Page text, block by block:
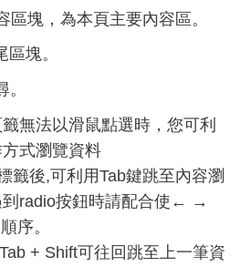
區塊，為本頁主要內容區。
塊。
無法以滑鼠點選時，您可利
式瀏覽資料
籤後,可利用Tab鍵跳至內容瀏
到radio按鈕時請配合使← →
序。
+ Shift可往回跳至上一筆資